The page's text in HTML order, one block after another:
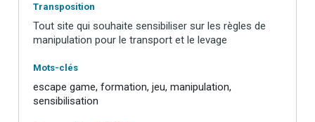
Transposition
Tout site qui souhaite sensibiliser sur les règles de
manipulation pour le transport et le levage
Mots-clés
escape game, formation, jeu, manipulation,
sensibilisation